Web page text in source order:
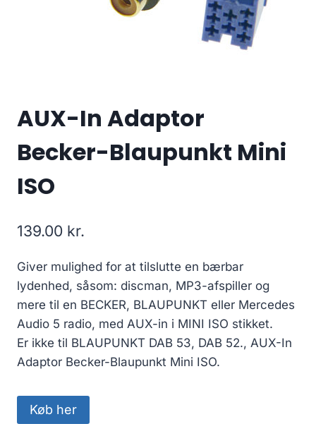
AUX-In Adaptor
Becker-Blaupunkt Mini
ISO
139.00 kr.
Giver mulighed for at tilslutte en bærbar
lydenhed, såsom: discman, MP3-afspiller og
mere til en BECKER, BLAUPUNKT eller Mercedes
Audio 5 radio, med AUX-in i MINI ISO stikket.
Er ikke til BLAUPUNKT DAB 53, DAB 52., AUX-In
Adaptor Becker-Blaupunkt Mini ISO.
Køb her